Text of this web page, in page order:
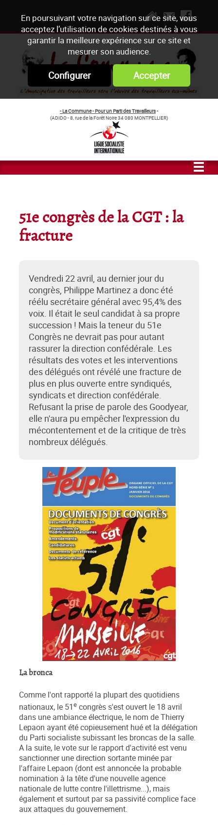
En poursuivant votre navigation sur ce site, vous
acceptez l’utilisation de cookies destinés à vous
garantir la meilleure expérience sur ce site et
mesurer son audience.
Configurer Accepter
- La Commune - Pour un Parti des Travailleurs-
(ADIDO - 8, rue de la Forêt Noire 34 080 MONTPELLIER)
51e congrès de la CGT : la
fracture
Vendredi 22 avril, au dernier jour du
congrès, Philippe Martinez a donc été
réélu secrétaire général avec 95,4% des
voix. Il était le seul candidat à sa propre
succession ! Mais la teneur du 51e
Congrès ne devrait pas pour autant
rassurer la direction confédérale. Les
résultats des votes et les interventions
des délégués ont révélé une fracture de
plus en plus ouverte entre syndiqués,
syndicats et direction confédérale.
Refusant la prise de parole des Goodyear,
elle n'aura pu empêcher l'expression du
mécontentement et de la critique de très
nombreux délégués.
La bronca
Comme l'ont rapporté la plupart des quotidiens
nationaux, le 51e congrès s'est ouvert le 18 avril
dans une ambiance électrique, le nom de Thierry
Lepaon ayant été copieusement hué et la délégation
du Parti socialiste subissant les broncas de la salle.
A la suite, le vote sur le rapport d'activité est venu
sanctionner une direction sortante minée par
l'affaire Lepaon (dont est annoncée la probable
nomination à la tête d'une nouvelle agence
nationale de lutte contre l'illettrisme...), mais
également et surtout par sa passivité complice face
aux attaques du gouvernement.